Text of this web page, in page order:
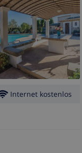
Internet kostenlos